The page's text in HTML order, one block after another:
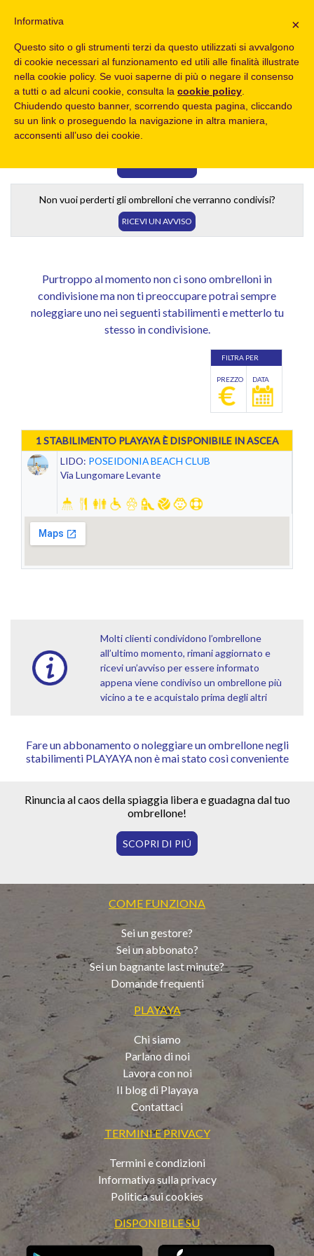
TROVA UN OMBRELLONE A METÀ PREZZO
Dove sei di bello?
Località Data
Non vuoi perderti gli ombrelloni che verranno condivisi?
RICEVI UN AVVISO
Purtroppo al momento non ci sono ombrelloni in
condivisione ma non ti preoccupare potrai sempre
noleggiare uno nei seguenti stabilimenti e metterlo tu
stesso in condivisione.
FILTRA PER
PREZZO DATA
1 STABILIMENTO PLAYAYA È DISPONIBILE IN ASCEA
LIDO: POSEIDONIA BEACH CLUB
Via Lungomare Levante
Molti clienti condividono l’ombrellone
all’ultimo momento, rimani aggiornato e
ricevi un’avviso per essere informato
appena viene condiviso un ombrellone più
vicino a te e acquistalo prima degli altri
Fare un abbonamento o noleggiare un ombrellone negli
stabilimenti PLAYAYA non è mai stato così conveniente
Rinuncia al caos della spiaggia libera e guadagna dal tuo
ombrellone!
SCOPRI DI PIÚ
COME FUNZIONA
Sei un gestore?
Sei un abbonato?
Sei un bagnante last minute?
Domande frequenti
PLAYAYA
Chi siamo
Parlano di noi
Lavora con noi
Il blog di Playaya
Contattaci
TERMINI E PRIVACY
Termini e condizioni
Informativa sulla privacy
Politica sui cookies
DISPONIBILE SU
×
Informativa
Questo sito o gli strumenti terzi da questo utilizzati si avvalgono
di cookie necessari al funzionamento ed utili alle finalità illustrate
nella cookie policy. Se vuoi saperne di più o negare il consenso
a tutti o ad alcuni cookie, consulta la cookie policy
Chiudendo questo banner, scorrendo questa pagina, cliccando
su un link o proseguendo la navigazione in altra maniera,
acconsenti all’uso dei cookie.